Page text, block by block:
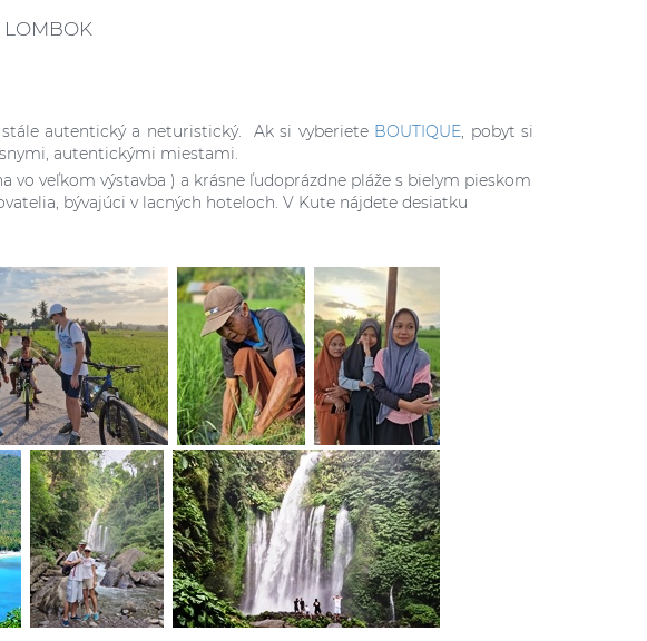
LOMBOK
autentický a neturistický. Ak si vyberiete BOUTIQUE, pobyt si
autentickými miestami.
vo veľkom výstavba ) a krásne ľudoprázdne pláže s bielym pieskom
bývajúci v lacných hoteloch. V Kute nájdete desiatku